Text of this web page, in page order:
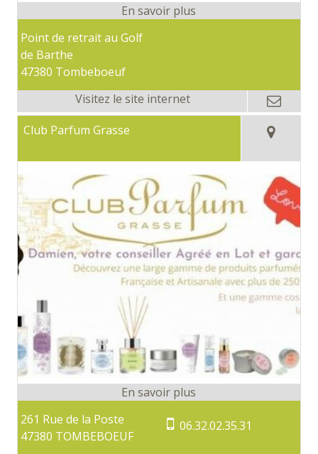
Point de retrait au Golf
de Barthe
47380 Tombeboeuf
Club Parfum Grasse
261 Rue de la Poste
47380 TOMBEBOEUF
06.32.02.35.31